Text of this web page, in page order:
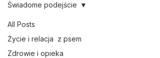
All Posts
Życie i relacja z psem
Zdrowie i opieka
Świadome podejście